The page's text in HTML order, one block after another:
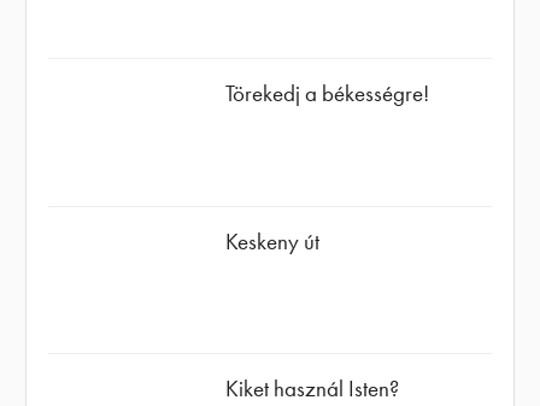
Törekedj a békességre!
Keskeny út
Kiket használ Isten?